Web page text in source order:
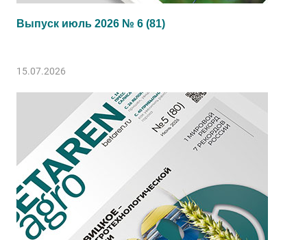
Выпуск июль 2026 № 6 (81)
15.07.2026